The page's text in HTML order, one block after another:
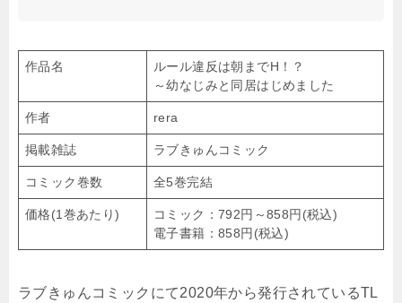
作品名
ルール違反は朝までH！？
～幼なじみと同居はじめました
作者 rera
掲載雑誌 ラブきゅんコミック
コミック巻数 全5巻完結
価格(1巻あたり)
コミック：792円～858円(税込)
電子書籍：858円(税込)
ラブきゅんコミックにて2020年から発行されているTL